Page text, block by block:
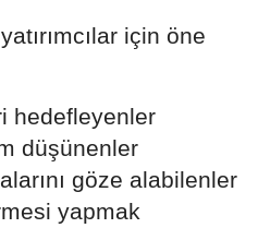
için öne
hedefleyenler
düşünenler
göze alabilenler
yapmak